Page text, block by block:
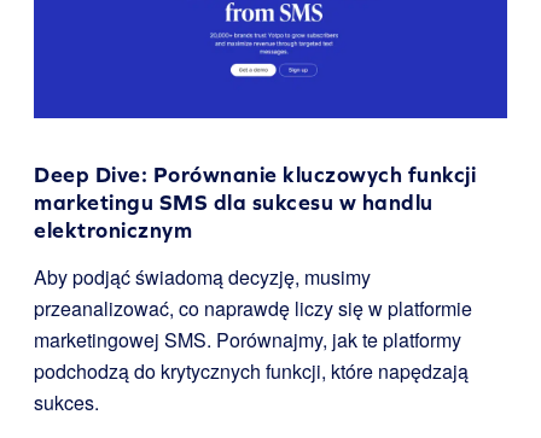
Deep Dive: Porównanie kluczowych funkcji
marketingu SMS dla sukcesu w handlu
elektronicznym
Aby podjąć świadomą decyzję, musimy
przeanalizować, co naprawdę liczy się w platformie
marketingowej SMS. Porównajmy, jak te platformy
podchodzą do krytycznych funkcji, które napędzają
sukces.